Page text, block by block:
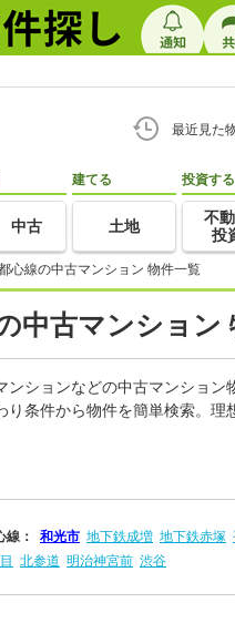
最近見た
中古
建てる
土地
投資する
不
投
心線の中古マンション 物件一覧
中古マンション
ションなどの中古マンショ
条件から物件を簡単検索。理
線： 和光市 地下鉄成増 地下鉄赤塚
北参道 明治神宮前 渋谷